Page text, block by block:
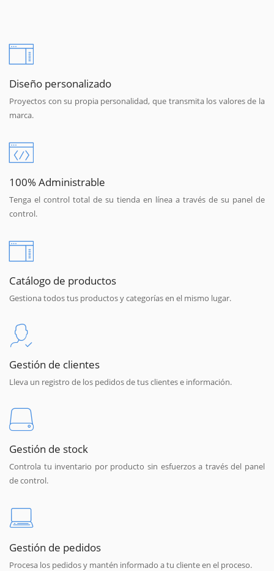
Diseño personalizado
Proyectos con su propia personalidad, que transmita los valores de la
marca.
100% Administrable
Tenga el control total de su tienda en línea a través de su panel de
control.
Catálogo de productos
Gestiona todos tus productos y categorías en el mismo lugar.
Gestión de clientes
Lleva un registro de los pedidos de tus clientes e información.
Gestión de stock
Controla tu inventario por producto sin esfuerzos a través del panel
de control.
Gestión de pedidos
Procesa los pedidos y mantén informado a tu cliente en el proceso.